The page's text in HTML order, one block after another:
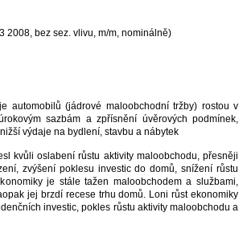
2008, bez sez. vlivu, m/m, nominálně)
automobilů (jádrové maloobchodní tržby) rostou v
sazbám a zpřísnění úvěrových podmínek,
výdaje na bydlení, stavbu a nábytek
kvůli oslabení růstu aktivity maloobchodu, přesněji
zvýšení poklesu investic do domů, snížení růstu
je stále tažen maloobchodem a službami,
jej brzdí recese trhu domů. Loni růst ekonomiky
investic, pokles růstu aktivity maloobchodu a